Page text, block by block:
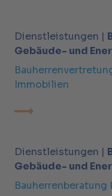
Dienstleistungen |
Gebäude- und
Immobilien
Dienstleistungen |
Gebäude- und